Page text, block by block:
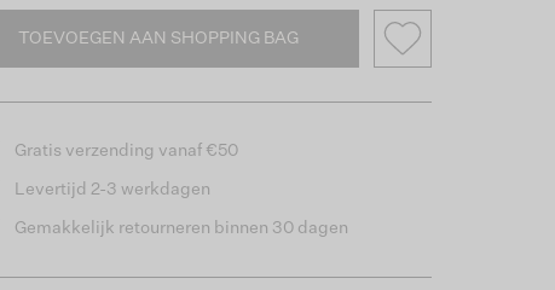
TOEVOEGEN AAN SHOPPING BAG
Gratis verzending vanaf €50
Levertijd 2-3 werkdagen
Gemakkelijk retourneren binnen 30 dagen